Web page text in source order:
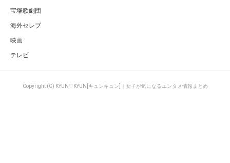
宝塚歌劇団
海外セレブ
映画
テレビ
Copyright (C) KYUN♡KYUN[キュンキュン]｜女子が気になるエンタメ情報まとめ